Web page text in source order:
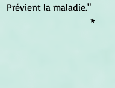
Prévient la maladie."
*